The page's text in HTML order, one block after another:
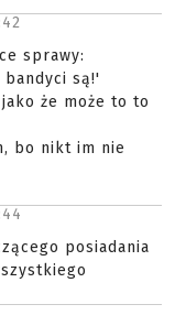
sprawy:
są!'
że może to to
bo nikt im nie
posiadania